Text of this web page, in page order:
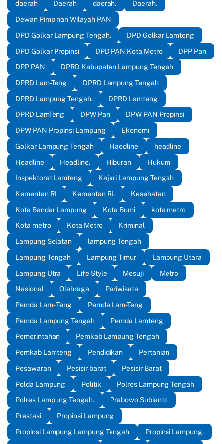
daerah
Daerah daerah.
Daerah.
Dewan Pimpinan Wilayah PAN
DPD Golkar Lampung Tengah.
DPD Golkar Lamteng
DPD Golkar Propinsi
DPD PAN Kota Metro
DPP Pan
DPP PAN
DPRD Kabupaten Lampung Tengah
DPRD Lam-Teng
DPRD Lampung Tengah
DPRD Lampung Tengah.
DPRD Lamteng
DPRD LamTeng
DPW Pan
DPW PAN Propinsi
DPW PAN Propinsi Lampung
Ekonomi
Golkar Lampung Tengah
Haedline
headline
Headline
Headline. Hiburan
Hukum
Inspektorat Lamteng
Kajari Lampung Tengah
Kementan RI
Kementan RI.
Kesehatan
Kota Bandar Lampung
Kota Bumi
kota metro
Kota metro
Kota Metro
Kriminal
Lampung Selatan
lampung Tengah
Lampung Tengah
Lampung Timur
Lampung Utara
Lampung Utra
Life Style Mesuji
Metro
Nasional
Olahraga
Pariwisata
Pemda Lam- Teng
Pemda Lam-Teng
Pemda Lampung Tengah
Pemda Lamteng
Pemerintahan
Pemkab Lampung Tengah
Pemkab Lamteng
Pendidikan
Pertanian
Pesawaran
Pesisir barat
Pesisir Barat
Polda Lampung
Politik
Polres Lampung Tengah
Polres Lampung Tengah.
Prabowo Subianto
Prestasi
Propinsi Lampung
Propinsi Lampung Lampung Tengah
Propinsi Lampung.